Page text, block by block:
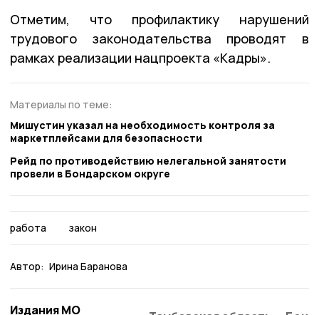
Отметим, что профилактику нарушений
трудового законодательства проводят в
рамках реализации нацпроекта «Кадры».
Материалы по теме:
Мишустин указал на необходимость контроля за
маркетплейсами для безопасности
Рейд по противодействию нелегальной занятости
провели в Бондарском округе
работа закон
Автор: Ирина Баранова
Издания МО